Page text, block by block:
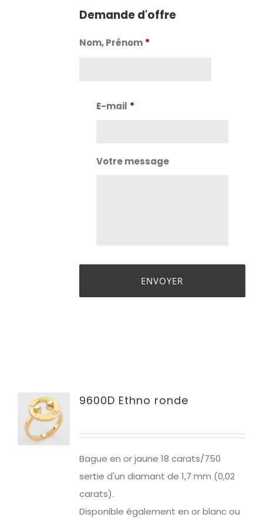
Demande d'offre
Nom, Prénom *
E-mail *
Votre message
9600D Ethno ronde
Bague en or jaune 18 carats/750
sertie d'un diamant de 1,7 mm (0,02
carats).
Disponible également en or blanc ou